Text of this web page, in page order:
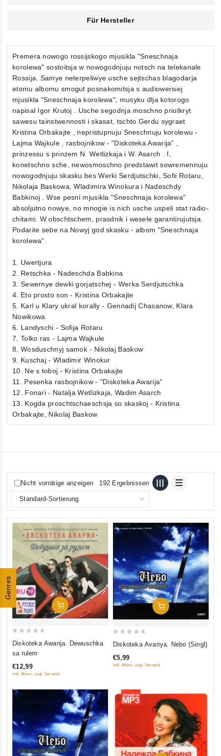
Genres
Für Hersteller
Premera nowogo rossijskogo mjusikla "Sneschnaja
korolewa" sostoitsja w nowogodnjuju notsch na telekanale
Rossija. Samye neterpeliwye usche sejtschas blagodarja
etomu albomu smogut posnakomitsja s audiowersiej
mjusikla "Sneschnaja korolewa", musyku dlja kotorogo
napisal Igor Krutoj . Usche segodnja moschno priotkryt
sawesu tainstwennosti i skasat, tschto Gerdu sygraet
Kristina Orbakajte , nepristupnuju Sneschnuju korolewu -
Lajma Wajkule , rasbojnikow - "Diskoteka Awarija" ,
prinzessu s prinzem N. Wetlizkaja i W. Asarch . I,
konetschno sche, newosmoschno predstawit sowremennuju
nowogodnjuju skasku bes Werki Serdjutschki, Sofii Rotaru,
Nikolaja Baskowa, Wladimira Winokura i Nadeschdy
Babkinoj . Wse pesni mjusikla "Sneschnaja korolewa"
absoljutno nowye, no mnogie is nich usche uspeli stat radio-
chitami. W obschtschem, prasdnik i wesele garantirujutsja.
Podarite sebe na Nowyj god skasku - albom "Sneschnaja
korolewa".
1. Uwertjura
2. Retschka - Nadeschda Babkina
3. Sewernye dewki gorjatschej - Werka Serdjutschka
4. Eto prosto son - Kristina Orbakajte
5. Karl u Klary ukral korally - Gennadij Chasanow, Klara
Nowikowa
6. Landyschi - Sofija Rotaru
7. Tolko ras - Lajma Wajkule
8. Wosduschnyj samok - Nikolaj Baskow
9. Kuschaj - Wladimir Winokur
10. Ne s toboj - Kristina Orbakajte
11. Pesenka rasbojnikow - "Diskoteka Awarija"
12. Fonari - Natalja Wetlizkaja, Wadim Asarch
13. Kogda proschtschaeschsja so skaskoj - Kristina
Orbakajte, Nikolaj Baskow
Nicht vorrätige anzeigen 192 Ergebnissen
In Den Warenkorb
5
Diskoteka Awarija. Dewuschka
sa rulem
€12,99
inkl. Mwst., zzgl. Versand
In Den Warenkorb
of
Diskoteka Avariya. Nebo (Singl)
€5,99
inkl. Mwst., zzgl. Versand